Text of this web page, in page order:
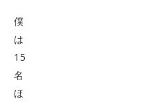
僕
は
15
名
ほ